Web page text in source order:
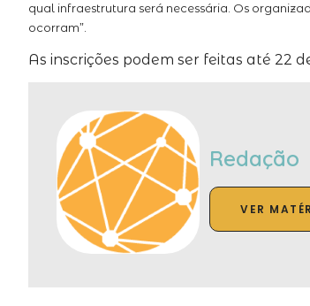
qual infraestrutura será necessária. Os
ocorram”.
As inscrições podem ser feitas até 22
Redação
VER